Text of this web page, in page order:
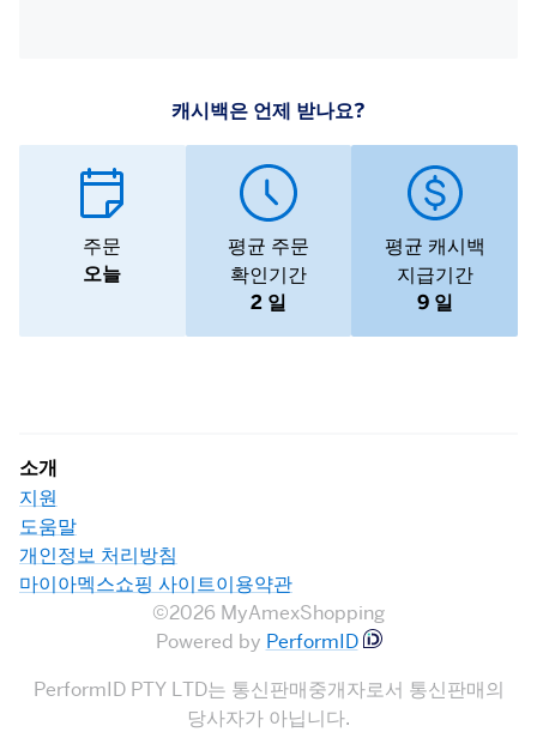
캐시백은 언제 받나요?
주문
오늘
평균 주문
확인기간
2 일
평균 캐시백
지급기간
9 일
소개
지원
도움말
개인정보 처리방침
마이아멕스쇼핑 사이트이용약관
©2026 MyAmexShopping
Powered by PerformID
PerformID PTY LTD는 통신판매중개자로서 통신판매의
당사자가 아닙니다.